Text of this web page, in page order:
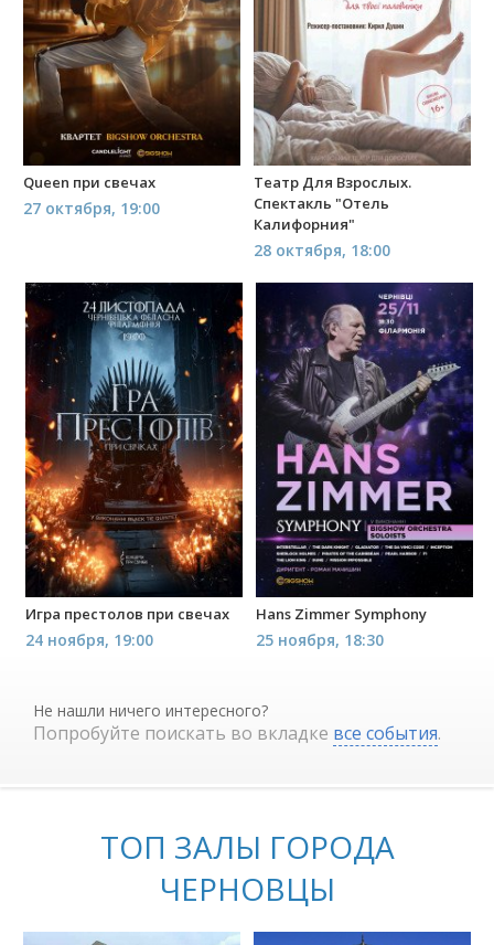
Queen при свечах
27 октября, 19:00
Театр Для Взрослых.
Спектакль "Отель
Калифорния"
28 октября, 18:00
Игра престолов при свечах
24 ноября, 19:00
Hans Zimmer Symphony
25 ноября, 18:30
Не нашли ничего интересного?
Попробуйте поискать во вкладке все события.
ТОП ЗАЛЫ ГОРОДА
ЧЕРНОВЦЫ